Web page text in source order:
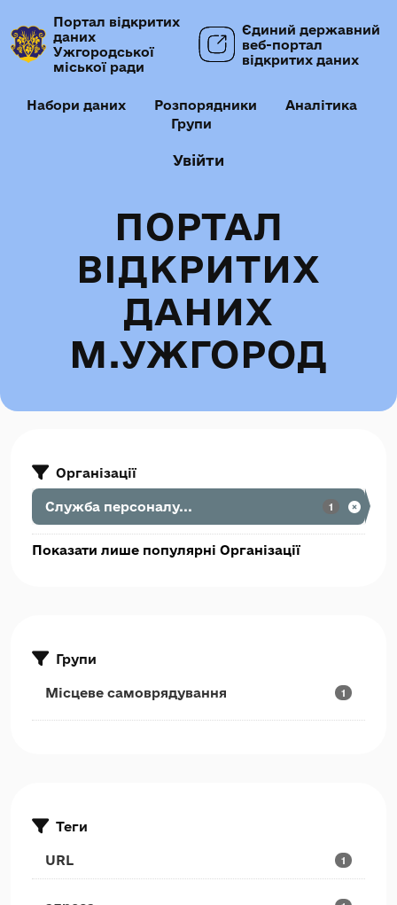
Портал відкритих
даних
Ужгородської
міської ради
Єдиний державний
веб-портал
відкритих даних
Набори даних Розпорядники
Аналітика
Групи
Увійти
ПОРТАЛ
ВІДКРИТИХ
ДАНИХ
М.УЖГОРОД
Організації
Служба персоналу... 1
Показати лише популярні Організації
Групи
Місцеве самоврядування 1
Теги
URL 1